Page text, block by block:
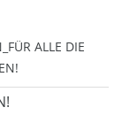
ALLE DIE